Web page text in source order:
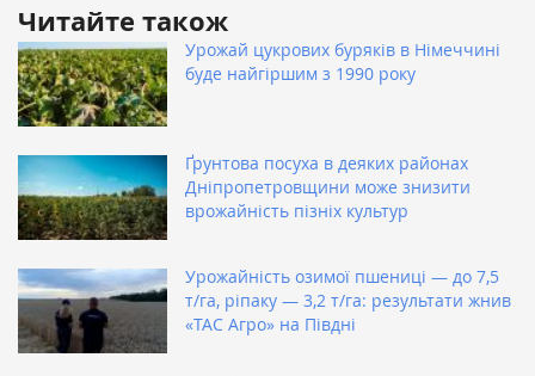
Читайте також
Урожай цукрових буряків в Німеччині
буде найгіршим з 1990 року
Ґрунтова посуха в деяких районах
Дніпропетровщини може знизити
врожайність пізніх культур
Урожайність озимої пшениці — до 7,5
т/га, ріпаку — 3,2 т/га: результати жнив
«ТАС Агро» на Півдні